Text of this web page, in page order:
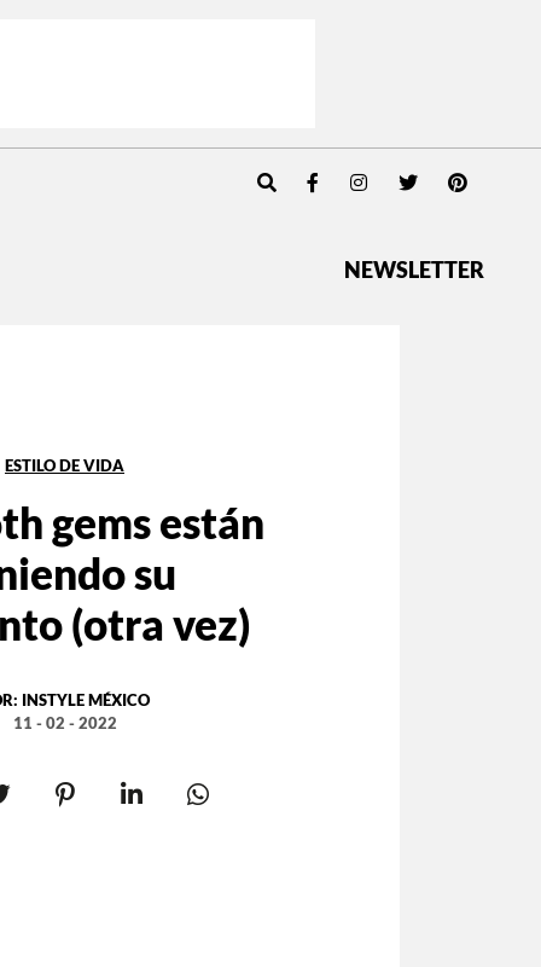
NEWSLETTER
ESTILO DE VIDA
gems están
su
(otra vez)
INSTYLE MÉXICO
11 - 02 - 2022